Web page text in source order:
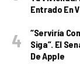
Entrado En
“Serviría
Siga”. El
De Apple